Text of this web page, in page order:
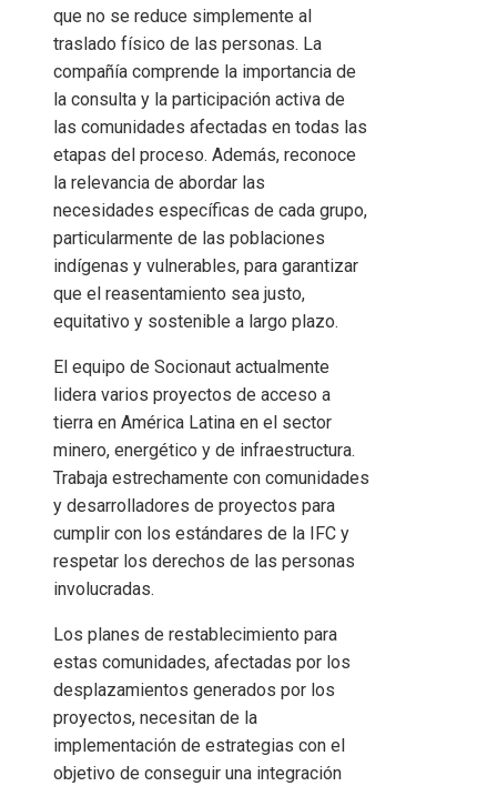
que no se reduce simplemente al
traslado físico de las personas. La
compañía comprende la importancia de
la consulta y la participación activa de
las comunidades afectadas en todas las
etapas del proceso. Además, reconoce
la relevancia de abordar las
necesidades específicas de cada grupo,
particularmente de las poblaciones
indígenas y vulnerables, para garantizar
que el reasentamiento sea justo,
equitativo y sostenible a largo plazo.
El equipo de Socionaut actualmente
lidera varios proyectos de acceso a
tierra en América Latina en el sector
minero, energético y de infraestructura.
Trabaja estrechamente con comunidades
y desarrolladores de proyectos para
cumplir con los estándares de la IFC y
respetar los derechos de las personas
involucradas.
Los planes de restablecimiento para
estas comunidades, afectadas por los
desplazamientos generados por los
proyectos, necesitan de la
implementación de estrategias con el
objetivo de conseguir una integración